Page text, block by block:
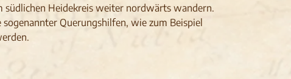
südlichen Heidekreis weiter nordwärts wandern.
Querungshilfen, wie zum Beispiel